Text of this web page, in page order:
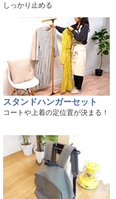
しっかり止める
スタンドハンガーセット
コートや上着の定位置が決まる！